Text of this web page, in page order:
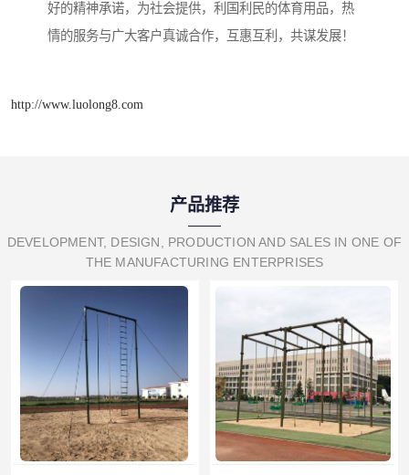
好的精神承诺，为社会提供，利国利民的体育用品，热
情的服务与广大客户真诚合作，互惠互利，共谋发展！
http://www.luolong8.com
产品推荐
DEVELOPMENT, DESIGN, PRODUCTION AND SALES IN ONE OF
THE MANUFACTURING ENTERPRISES